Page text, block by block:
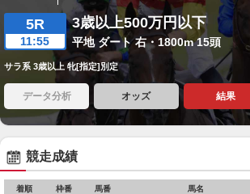
5R
11:55
3歳以上500万円以下
平地 ダート 右・1800m 15頭
サラ系 3歳以上 牝[指定]別定
データ分析 オッズ 結果
競走成績
着順 枠番 馬番 馬名